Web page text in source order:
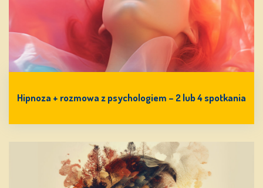
Hipnoza + rozmowa z psychologiem – 2 lub 4 spotkania